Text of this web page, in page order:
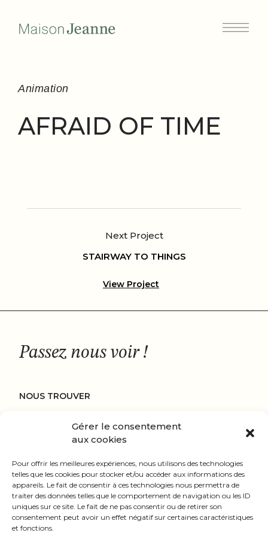
Gérer le consentement
aux cookies
Pour offrir les meilleures expériences, nous utilisons des technologies
telles que les cookies pour stocker et/ou accéder aux informations des
appareils. Le fait de consentir à ces technologies nous permettra de
traiter des données telles que le comportement de navigation ou les ID
uniques sur ce site. Le fait de ne pas consentir ou de retirer son
consentement peut avoir un effet négatif sur certaines caractéristiques
et fonctions.
Animation
AFRAID OF TIME
View Project
STAIRWAY TO THINGS
Passez nous voir !
NOUS TROUVER
29 Rue Georges Clemenceau, 49300 Cholet​
Ouvert du Mardi au Samedi, de 10h à 19h
NOUS CONTACTER
contact@maisonjeanne.net
06 65 38 22 09